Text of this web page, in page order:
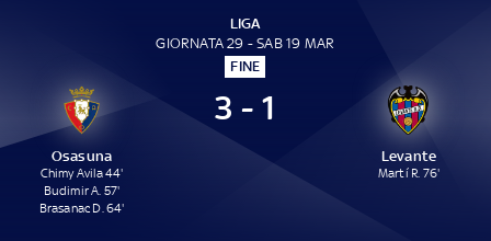
LIGA
GIORNATA 29 - SAB 19 MAR
FINE
Osasuna
Chimy Avila 44'
Budimir A. 57'
Brasanac D. 64'
3 - 1
Levante
Martí R. 76'